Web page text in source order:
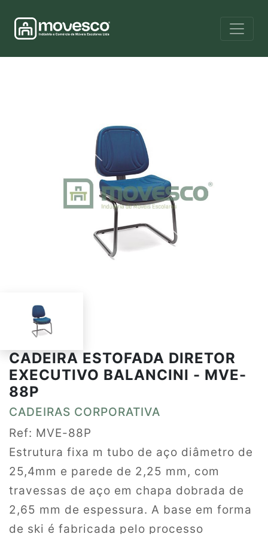
CADEIRA ESTOFADA DIRETOR
EXECUTIVO BALANCINI - MVE-
88P
CADEIRAS CORPORATIVA
Ref: MVE-88P
Estrutura fixa m tubo de aço diâmetro de
25,4mm e parede de 2,25 mm, com
travessas de aço em chapa dobrada de
2,65 mm de espessura. A base em forma
de ski é fabricada pelo processo